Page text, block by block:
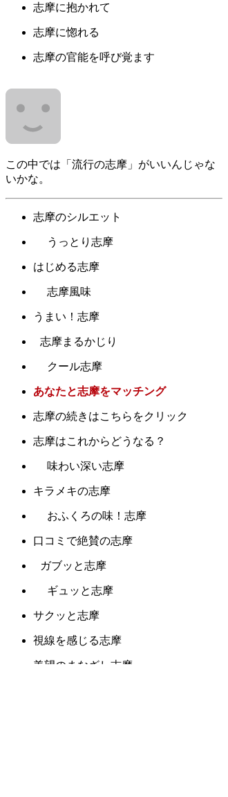
志摩に抱かれて
志摩に惚れる
志摩の官能を呼び覚ます
この中では「流行の志摩」がいいんじゃな
いかな。
志摩のシルエット
うっとり志摩
はじめる志摩
志摩風味
うまい！志摩
志摩まるかじり
クール志摩
あなたと志摩をマッチング
志摩の続きはこちらをクリック
志摩はこれからどうなる？
味わい深い志摩
キラメキの志摩
おふくろの味！志摩
口コミで絶賛の志摩
ガブッと志摩
ギュッと志摩
サクッと志摩
視線を感じる志摩
羨望のまなざし志摩